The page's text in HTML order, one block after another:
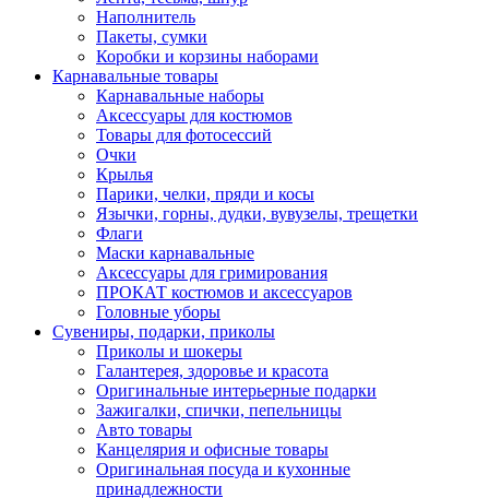
Наполнитель
Пакеты, сумки
Коробки и корзины наборами
Карнавальные товары
Карнавальные наборы
Аксессуары для костюмов
Товары для фотосессий
Очки
Крылья
Парики, челки, пряди и косы
Язычки, горны, дудки, вувузелы, трещетки
Флаги
Маски карнавальные
Аксессуары для гримирования
ПРОКАТ костюмов и аксессуаров
Головные уборы
Сувениры, подарки, приколы
Приколы и шокеры
Галантерея, здоровье и красота
Оригинальные интерьерные подарки
Зажигалки, спички, пепельницы
Авто товары
Канцелярия и офисные товары
Оригинальная посуда и кухонные
принадлежности